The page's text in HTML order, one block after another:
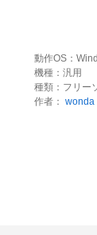
動作OS：
機種：汎用
種類：フリー
作者： wonda